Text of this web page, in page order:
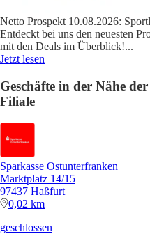
Netto Prospekt 10.08.2026:
Entdeckt bei uns den neuesten
mit den Deals im Überblick!...
Jetzt lesen
Geschäfte in der Nähe
Filiale
Sparkasse Ostunterfranken
Marktplatz 14/15
97437 Haßfurt
0,02 km
geschlossen